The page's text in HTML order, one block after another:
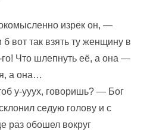
изрек он, —
вот так взять ту женщину в
Что шлепнуть её, а она —
а она…
у-ууух, говоришь? — Бог
седую голову и с
раз обошел вокруг